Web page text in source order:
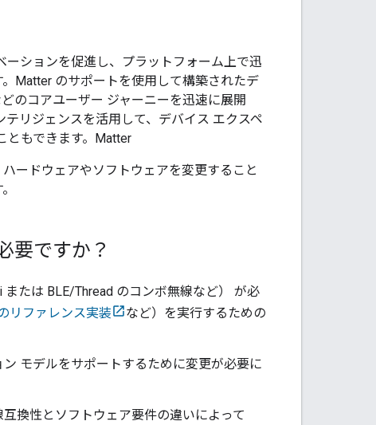
ーションを促進し、プラットフォーム上で迅
Matter のサポートを使用して構築されたデ
のコアユーザー ジャーニーを迅速に展開
テリジェンスを活用して、デバイス エクスペ
もできます。 Matter
ードウェアやソフトウェアを変更すること
要ですか？
または BLE/Thread のコンボ無線など） が必
リファレンス実装
など）を実行するための
モデルをサポートするために変更が必要に
換性とソフトウェア要件の違いによって